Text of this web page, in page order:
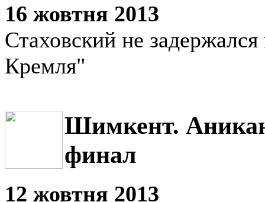
16 жовтня 2013
Стаховский не
Кремля"
Шимкент.
финал
12 жовтня 2013